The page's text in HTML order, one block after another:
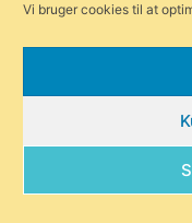
Vi bruger cookies til at